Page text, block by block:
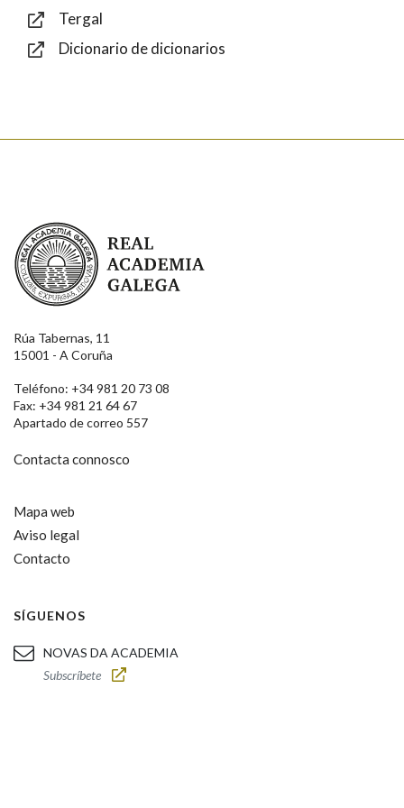
Tergal
Dicionario de dicionarios
Real Academia Galega
Rúa Tabernas, 11
15001 - A Coruña
Teléfono: +34 981 20 73 08
Fax: +34 981 21 64 67
Apartado de correo 557
Contacta connosco
Mapa web
Aviso legal
Contacto
SÍGUENOS
NOVAS DA ACADEMIA
Subscríbete